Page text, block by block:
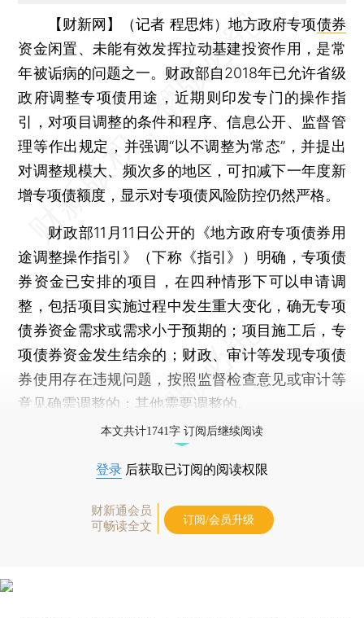
【财新网】（记者 程思炜） 地方政府专项债券
资金闲置、未能有效发挥拉动基建投资作用，是常
年被诟病的问题之一。财政部自2018年已允许省级
政府调整专项债用途，近期则印发专门的操作指
引，对项目调整的条件和程序、信息公开、监督管
理等作出规定，并强调“以不调整为常态”，并提出
对调整规模大、频次多的地区，可扣减下一年度新
增专项债额度，显示对专项债风险防控仍然严格。
财政部11月11日公开的《地方政府专项债券用
途调整操作指引》（下称《指引》）明确，专项债
券资金已安排的项目，在四种情形下可以申请调
整，包括项目实施过程中发生重大变化，确无专项
债券资金需求或需求小于预期的；项目施工后，专
项债券资金发生结余的；财政、审计等发现专项债
券使用存在违规问题，按照监督检查意见或审计等
意见确需调整的；其他需要调整的。
本文共计1741字 订阅后继续阅读
登录 后获取已订阅的阅读权限
财新通会员
可畅读全文
订阅/会员升级